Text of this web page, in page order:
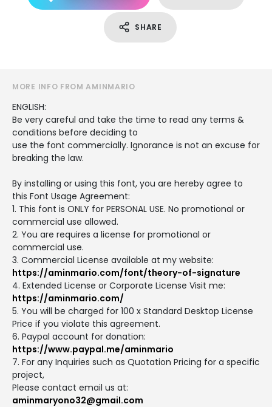
SHARE
MORE INFO FROM AMINMARIO
ENGLISH:
Be very careful and take the time to read any terms &
conditions before deciding to
use the font commercially. Ignorance is not an excuse for
breaking the law.
By installing or using this font, you are hereby agree to
this Font Usage Agreement:
1. This font is ONLY for PERSONAL USE. No promotional or
commercial use allowed.
2. You are requires a license for promotional or
commercial use.
3. Commercial License available at my website:
https://aminmario.com/font/theory-of-signature
4. Extended License or Corporate License Visit me:
https://aminmario.com/
5. You will be charged for 100 x Standard Desktop License
Price if you violate this agreement.
6. Paypal account for donation:
https://www.paypal.me/aminmario
7. For any Inquiries such as Quotation Pricing for a specific
project,
Please contact email us at:
aminmaryono32@gmail.com